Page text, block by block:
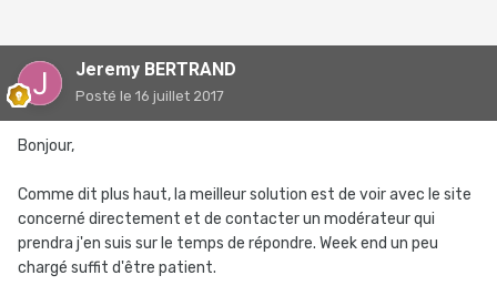
Jeremy BERTRAND
Posté le 16 juillet 2017
Bonjour,
Comme dit plus haut, la meilleur solution est de voir avec le site
concerné directement et de contacter un modérateur qui
prendra j'en suis sur le temps de répondre. Week end un peu
chargé suffit d'être patient.